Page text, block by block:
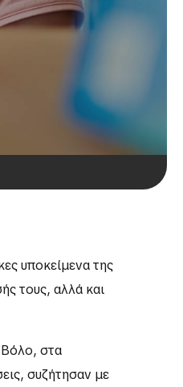
υποκείμενα της
τους, αλλά και
Βόλο, στα
συζήτησαν με